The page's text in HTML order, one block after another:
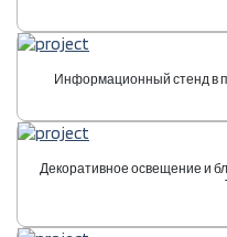
Информационный стенд в
Декоративное освещение и